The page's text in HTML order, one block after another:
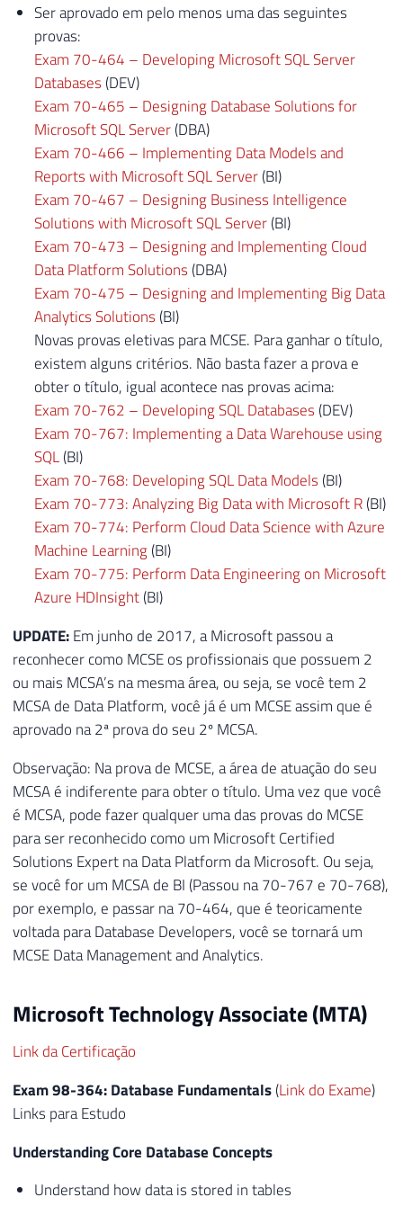
Ser aprovado em pelo menos uma das seguintes
provas:
Exam 70-464 – Developing Microsoft SQL Server
Databases (DEV)
Exam 70-465 – Designing Database Solutions for
Microsoft SQL Server(DBA)
Exam 70-466 – Implementing Data Models and
Reports with Microsoft SQL Server(BI)
Exam 70-467 – Designing Business Intelligence
Solutions with Microsoft SQL Server(BI)
Exam 70-473 – Designing and Implementing Cloud
Data Platform Solutions (DBA)
Exam 70-475 – Designing and Implementing Big Data
Analytics Solutions (BI)
Novas provas eletivas para MCSE. Para ganhar o título,
existem alguns critérios. Não basta fazer a prova e
obter o título, igual acontece nas provas acima:
Exam 70-762 – Developing SQL Databases (DEV)
Exam 70-767: Implementing a Data Warehouse using
SQL(BI)
Exam 70-768: Developing SQL Data Models (BI)
Exam 70-773: Analyzing Big Data with Microsoft R(BI)
Exam 70-774: Perform Cloud Data Science with Azure
Machine Learning(BI)
Exam 70-775: Perform Data Engineering on Microsoft
Azure HDInsight(BI)
UPDATE:Em junho de 2017, a Microsoft passou a
reconhecer como MCSE os profissionais que possuem 2
ou mais MCSA’s na mesma área, ou seja, se você tem 2
MCSA de Data Platform, você já é um MCSE assim que é
aprovado na 2ª prova do seu 2º MCSA.
Observação: Na prova de MCSE, a área de atuação do seu
MCSA é indiferente para obter o título. Uma vez que você
é MCSA, pode fazer qualquer uma das provas do MCSE
para ser reconhecido como um Microsoft Certified
Solutions Expert na Data Platform da Microsoft. Ou seja,
se você for um MCSA de BI (Passou na 70-767 e 70-768),
por exemplo, e passar na 70-464, que é teoricamente
voltada para Database Developers, você se tornará um
MCSE Data Management and Analytics.
Microsoft Technology Associate (MTA)
Link da Certificação
Exam 98-364: Database Fundamentals(Link do Exame)
Links para Estudo
Understanding Core Database Concepts
Understand how data is stored in tables